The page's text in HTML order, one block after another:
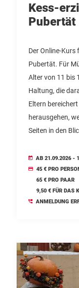
Kess-
Pubertät
Der Online-Kurs
Pubertät. Für
Alter von 11 bis
Haltung, die
Eltern
herausgehen,
Seiten in den
AB 21.09.2026 -
45 € PRO
65 € PRO PAAR
9,50 € FÜR DAS
ANMELDUNG